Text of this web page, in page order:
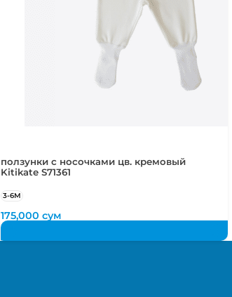
ползунки с носочками цв. кремовый
Kitikate S71361
3-6М
175,000 сум